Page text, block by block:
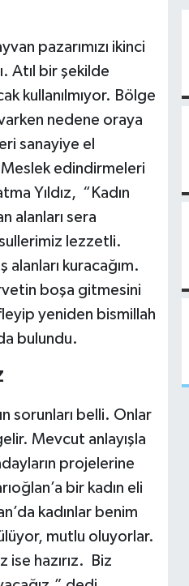
pazarımızı ikinci
Atıl bir şekilde
kullanılmıyor. Bölge
varken nedene oraya
sanayiye el
Meslek edindirmeleri
Yıldız, “Kadın
alanları sera
lezzetli.
alanları kuracağım.
boşa gitmesini
yeniden bismillah
bulundu.
sorunları belli. Onlar
Mevcut anlayışla
projelerine
bir kadın eli
kadınlar benim
mutlu oluyorlar.
ise hazırız. Biz